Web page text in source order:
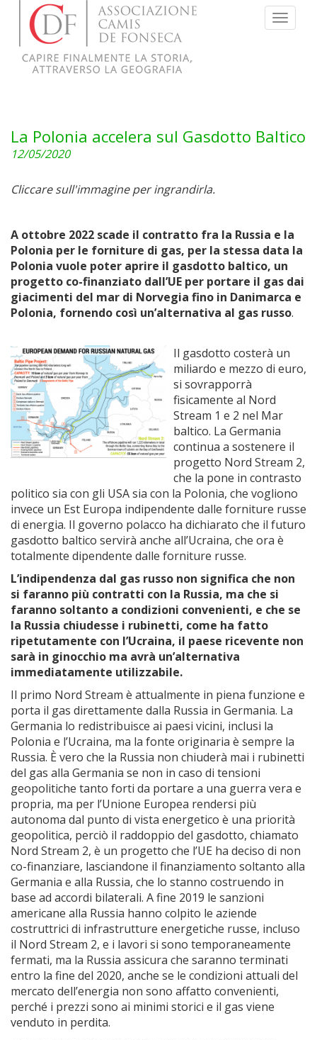
Menu
La Polonia accelera sul Gasdotto Baltico
12/05/2020
Cliccare sull'immagine per ingrandirla.
A ottobre 2022 scade il contratto fra la Russia e la
Polonia per le forniture di gas, per la stessa data la
Polonia vuole poter aprire il gasdotto baltico, un
progetto co-finanziato dall’UE per portare il gas dai
giacimenti del mar di Norvegia fino in Danimarca e
Polonia, fornendo così un’alternativa al gas russo.
Il gasdotto costerà un
miliardo e mezzo di euro,
si sovrapporrà
fisicamente al Nord
Stream 1 e 2 nel Mar
baltico. La Germania
continua a sostenere il
progetto Nord Stream 2,
che la pone in contrasto
politico sia con gli USA sia con la Polonia, che vogliono
invece un Est Europa indipendente dalle forniture russe
di energia. Il governo polacco ha dichiarato che il futuro
gasdotto baltico servirà anche all’Ucraina, che ora è
totalmente dipendente dalle forniture russe.
L’indipendenza dal gas russo non significa che non
si faranno più contratti con la Russia, ma che si
faranno soltanto a condizioni convenienti, e che se
la Russia chiudesse i rubinetti, come ha fatto
ripetutamente con l’Ucraina, il paese ricevente non
sarà in ginocchio ma avrà un’alternativa
immediatamente utilizzabile.
Il primo Nord Stream è attualmente in piena funzione e
porta il gas direttamente dalla Russia in Germania. La
Germania lo redistribuisce ai paesi vicini, inclusi la
Polonia e l’Ucraina, ma la fonte originaria è sempre la
Russia. È vero che la Russia non chiuderà mai i rubinetti
del gas alla Germania se non in caso di tensioni
geopolitiche tanto forti da portare a una guerra vera e
propria, ma per l’Unione Europea rendersi più
autonoma dal punto di vista energetico è una priorità
geopolitica, perciò il raddoppio del gasdotto, chiamato
Nord Stream 2, è un progetto che l’UE ha deciso di non
co-finanziare, lasciandone il finanziamento soltanto alla
Germania e alla Russia, che lo stanno costruendo in
base ad accordi bilaterali. A fine 2019 le sanzioni
americane alla Russia hanno colpito le aziende
costruttrici di infrastrutture energetiche russe, incluso
il Nord Stream 2, e i lavori si sono temporaneamente
fermati, ma la Russia assicura che saranno terminati
entro la fine del 2020, anche se le condizioni attuali del
mercato dell’energia non sono affatto convenienti,
perché i prezzi sono ai minimi storici e il gas viene
venduto in perdita.